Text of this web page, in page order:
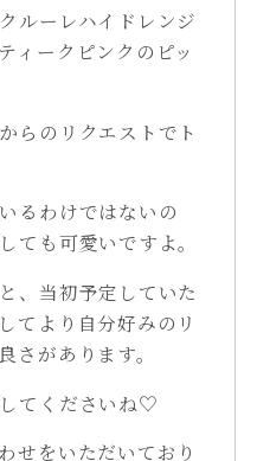
ルーレハイドレンジ
ィークピンクのピッ
らのリクエストでト
るわけではないの
ても可愛いですよ。
、当初予定していた
てより自分好みのリ
さがあります。
てくださいね♡
せをいただいており